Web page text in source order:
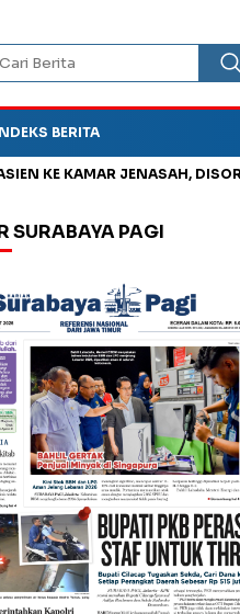
BERITA
KAMAR JENASAH, DISOROT
SURABAYA PAGI